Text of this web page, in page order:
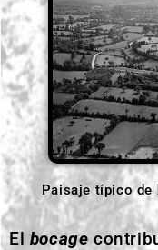
Paisaje típico de
El bocage